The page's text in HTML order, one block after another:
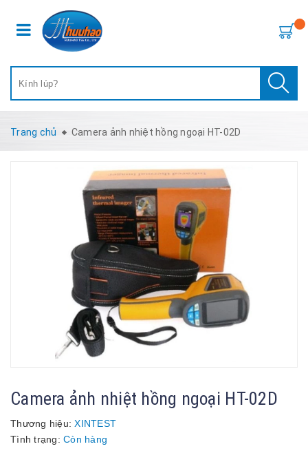
Trang chủ Camera ảnh nhiệt hồng ngoại HT-02D
Camera ảnh nhiệt hồng ngoại HT-02D
Thương hiệu: XINTEST
Tình trạng: Còn hàng